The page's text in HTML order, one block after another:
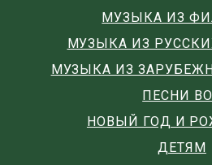
МУЗЫКА ИЗ
МУЗЫКА ИЗ
МУЗЫКА ИЗ
ПЕСНИ
НОВЫЙ ГОД И
ДЕТЯМ